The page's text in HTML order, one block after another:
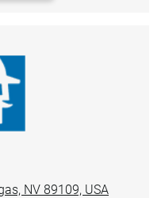
NV 89109, USA